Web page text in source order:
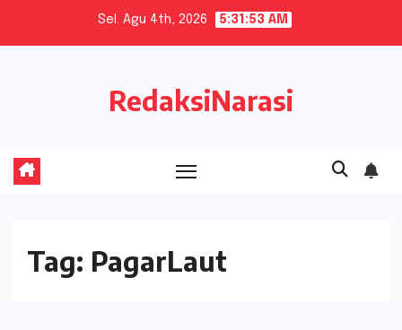
Sel. Agu 4th, 2026 5:31:53 AM
RedaksiNarasi
Tag: PagarLaut